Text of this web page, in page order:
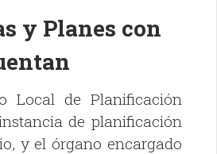
y Planes con
de Planificación
de planificación
y el órgano encargado